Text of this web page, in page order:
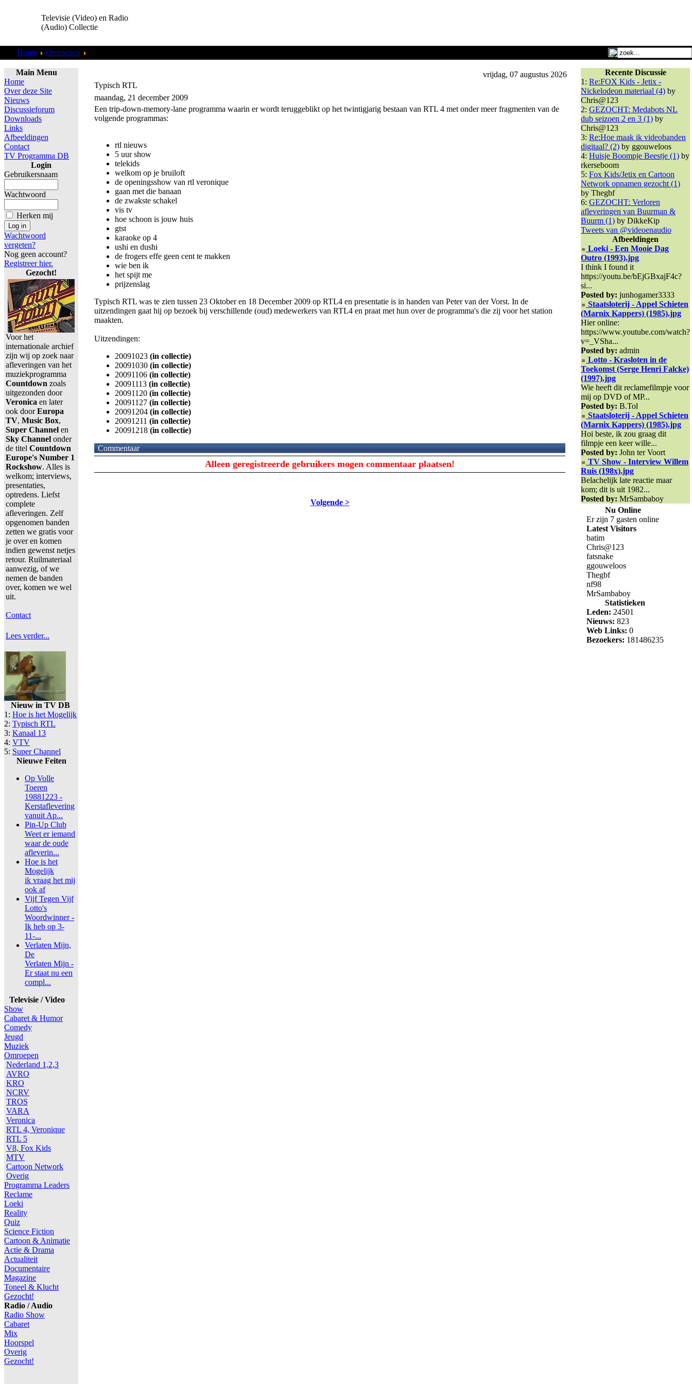
Televisie (Video) en Radio
(Audio) Collectie
Home Omroepen
Main Menu
Home
Over deze Site
Nieuws
Discussieforum
Downloads
Links
Afbeeldingen
Contact
TV Programma DB
Login
Gebruikersnaam
Wachtwoord
Herken mij
Wachtwoord
vergeten?
Nog geen account?
Registreer hier.
Gezocht!
Voor het
internationale archief
zijn wij op zoek naar
afleveringen van het
muziekprogramma
Countdown zoals
uitgezonden door
Veronica en later
ook doorEuropa
TV, Music Box,
Super Channel en
Sky Channel onder
de titel Countdown
Europe's Number 1
Rockshow. Alles is
welkom; interviews,
presentaties,
optredens. Liefst
complete
afleveringen. Zelf
opgenomen banden
zetten we gratis voor
je over en komen
indien gewenst netjes
retour. Ruilmateriaal
aanwezig, of we
nemen de banden
over, komen we wel
uit.
Contact
Lees verder...
Nieuw in TV DB
1: Hoe is het Mogelijk
2: Typisch RTL
3: Kanaal 13
4: VTV
5: Super Channel
Nieuwe Feiten
Op Volle
Toeren
19881223 -
Kerstaflevering
vanuit Ap...
Pin-Up Club
Weet er iemand
waar de oude
afleverin...
Hoe is het
Mogelijk
ik vraag het mij
ook af
Vijf Tegen Vijf
Lotto's
Woordwinner -
Ik heb op 3-
11-...
Verlaten Mijn,
De
Verlaten Mijn -
Er staat nu een
compl...
Televisie / Video
Show
Cabaret & Humor
Comedy
Jeugd
Muziek
Omroepen
Nederland 1,2,3
AVRO
KRO
NCRV
TROS
VARA
Veronica
RTL 4, Veronique
RTL 5
V8, Fox Kids
MTV
Cartoon Network
Overig
Programma Leaders
Reclame
Loeki
Reality
Quiz
Science Fiction
Cartoon & Animatie
Actie & Drama
Actualiteit
Documentaire
Magazine
Toneel & Klucht
Gezocht!
Radio / Audio
Radio Show
Cabaret
Mix
Hoorspel
Overig
Gezocht!
vrijdag, 07 augustus 2026
Typisch RTL
maandag, 21 december 2009
Een trip-down-memory-lane programma waarin er wordt teruggeblikt op het twintigjarig bestaan van RTL 4 met onder meer fragmenten van de
volgende programmas:
rtl nieuws
5 uur show
telekids
welkom op je bruiloft
de openingsshow van rtl veronique
gaan met die banaan
de zwakste schakel
vis tv
hoe schoon is jouw huis
gtst
karaoke op 4
ushi en dushi
de frogers effe geen cent te makken
wie ben ik
het spijt me
prijzenslag
Typisch RTL was te zien tussen 23 Oktober en 18 December 2009 op RTL4 en presentatie is in handen van Peter van der Vorst. In de
uitzendingen gaat hij op bezoek bij verschillende (oud) medewerkers van RTL4 en praat met hun over de programma's die zij voor het station
maakten.
Uitzendingen:
20091023 (in collectie)
20091030 (in collectie)
20091106 (in collectie)
20091113 (in collectie)
20091120 (in collectie)
20091127 (in collectie)
20091204 (in collectie)
20091211 (in collectie)
20091218 (in collectie)
Commentaar
Alleen geregistreerde gebruikers mogen commentaar plaatsen!
Volgende >
Recente Discussie
1: Re:FOX Kids - Jetix -
Nickelodeon materiaal (4) by
Chris@123
2: GEZOCHT: Medabots NL
dub seizoen 2 en 3 (1) by
Chris@123
3: Re:Hoe maak ik videobanden
digitaal? (2) by ggouweloos
4: Huisje Boompje Beestje (1) by
rkerseboom
5: Fox Kids/Jetix en Cartoon
Network opnamen gezocht (1)
by Thegbf
6: GEZOCHT: Verloren
afleveringen van Buurman &
Buurm (1) by DikkeKip
Tweets van @videoenaudio
Afbeeldingen
Loeki - Een Mooie Dag
Outro (1993).jpg
I think I found it
https://youtu.be/bEjGBxajF4c?
si...
Posted by: junhogamer3333
Staatsloterij - Appel Schieten
(Marnix Kappers) (1985).jpg
Hier online:
https://www.youtube.com/watch?
v=_VSha...
Posted by: admin
Lotto - Krasloten in de
Toekomst (Serge Henri Falcke)
(1997).jpg
Wie heeft dit reclamefilmpje voor
mij op DVD of MP...
Posted by: B.Tol
Staatsloterij - Appel Schieten
(Marnix Kappers) (1985).jpg
Hoi beste, ik zou graag dit
filmpje een keer wille...
Posted by: John ter Voort
TV Show - Interview Willem
Ruis (198x).jpg
Belachelijk late reactie maar
kom; dit is uit 1982...
Posted by: MrSambaboy
Nu Online
Er zijn 7 gasten online
Latest Visitors
batim
Chris@123
fatsnake
ggouweloos
Thegbf
nf98
MrSambaboy
Statistieken
Leden: 24501
Nieuws: 823
Web Links: 0
Bezoekers: 181486235